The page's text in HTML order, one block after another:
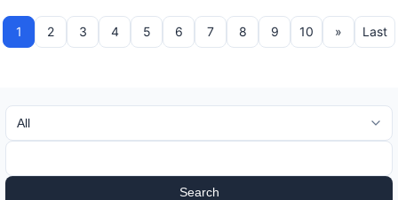
1 2 3 4 5 6 7 8 9 10 » Last
Search